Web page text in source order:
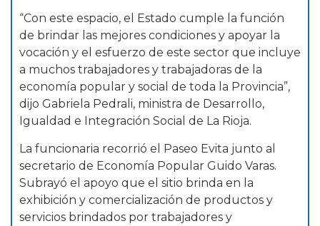
“Con este espacio, el Estado cumple la función
de brindar las mejores condiciones y apoyar la
vocación y el esfuerzo de este sector que incluye
a muchos trabajadores y trabajadoras de la
economía popular y social de toda la Provincia”,
dijo Gabriela Pedrali, ministra de Desarrollo,
Igualdad e Integración Social de La Rioja.
La funcionaria recorrió el Paseo Evita junto al
secretario de Economía Popular Guido Varas.
Subrayó el apoyo que el sitio brinda en la
exhibición y comercialización de productos y
servicios brindados por trabajadores y